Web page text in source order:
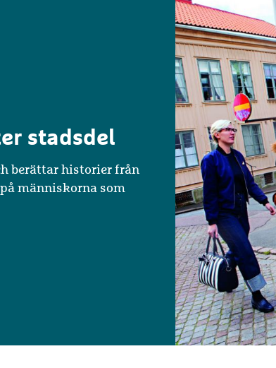
stadsdel
berättar historier från
människorna som